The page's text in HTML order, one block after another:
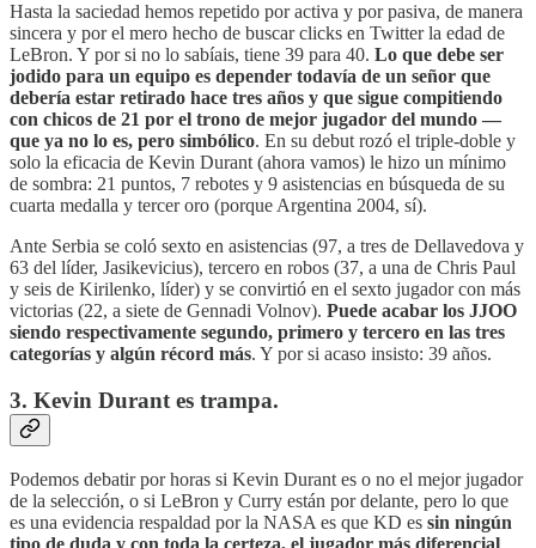
Hasta la saciedad hemos repetido por activa y por pasiva, de manera
sincera y por el mero hecho de buscar clicks en Twitter la edad de
LeBron. Y por si no lo sabíais, tiene 39 para 40. Lo que debe ser
jodido para un equipo es depender todavía de un señor que
debería estar retirado hace tres años y que sigue compitiendo
con chicos de 21 por el trono de mejor jugador del mundo —
que ya no lo es, pero simbólico. En su debut rozó el triple-doble y
solo la eficacia de Kevin Durant (ahora vamos) le hizo un mínimo
de sombra: 21 puntos, 7 rebotes y 9 asistencias en búsqueda de su
cuarta medalla y tercer oro (porque Argentina 2004, sí).
Ante Serbia se coló sexto en asistencias (97, a tres de Dellavedova y
63 del líder, Jasikevicius), tercero en robos (37, a una de Chris Paul
y seis de Kirilenko, líder) y se convirtió en el sexto jugador con más
victorias (22, a siete de Gennadi Volnov). Puede acabar los JJOO
siendo respectivamente segundo, primero y tercero en las tres
categorías y algún récord más. Y por si acaso insisto: 39 años.
3. Kevin Durant es trampa.
Podemos debatir por horas si Kevin Durant es o no el mejor jugador
de la selección, o si LeBron y Curry están por delante, pero lo que
es una evidencia respaldad por la NASA es que KD es sin ningún
tipo de duda y con toda la certeza, el jugador más diferencial